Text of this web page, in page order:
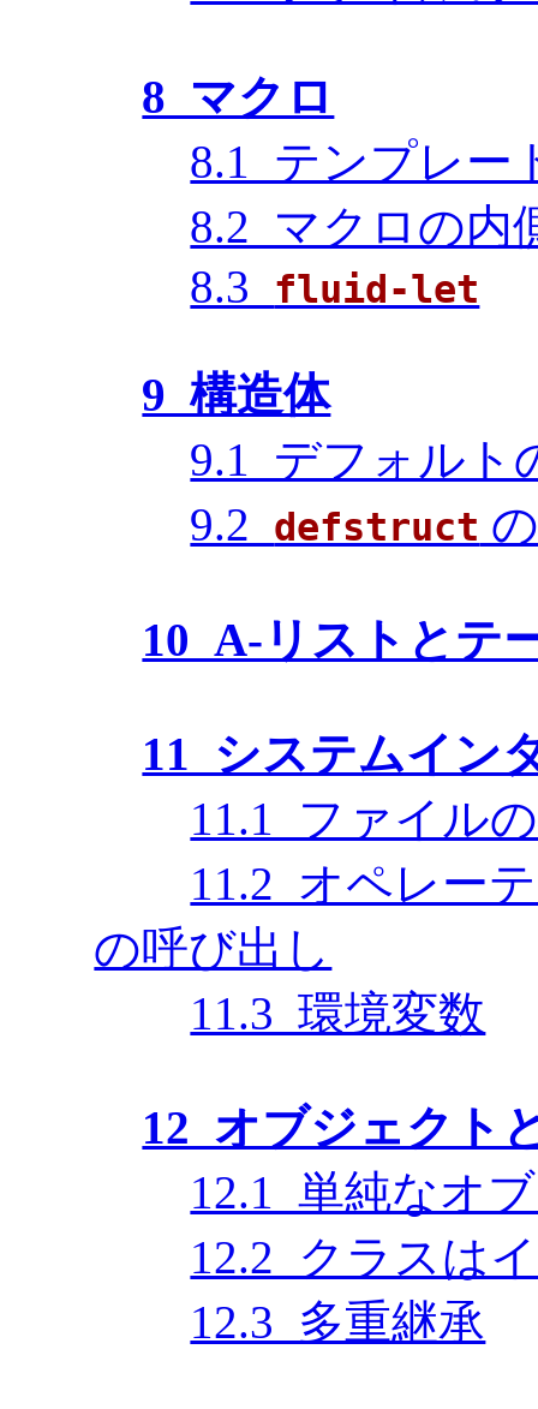
8 マクロ
8.1 テンプレー
8.2 マクロの内
8.3
fluid-let
9 構造体
9.1 デフォルト
9.2
defstruct
10 A-リストとテ
11 システムイン
11.1 ファイル
11.2 オペレー
の呼び出し
11.3 環境変数
12 オブジェクト
12.1 単純なオ
12.2 クラスは
12.3 多重継承